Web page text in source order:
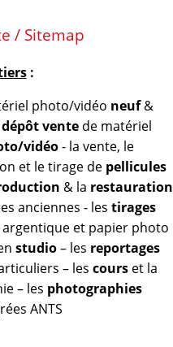
/ Sitemap
:
photo/vidéo neuf&
dépôt vente de matériel
vidéo- la vente, le
et le tirage de pellicules
& la restauration
anciennes - les tirages
et papier photo
studio– les reportages
– les cours et la
– les photographies
ANTS